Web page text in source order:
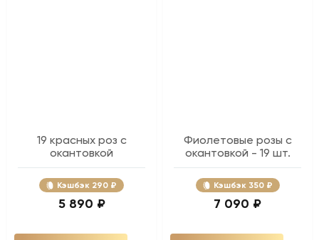
19 красных роз с
окантовкой
Кэшбэк 290 ₽
5 890 ₽
Фиолетовые розы с
окантовкой - 19 шт.
Кэшбэк 350 ₽
7 090 ₽